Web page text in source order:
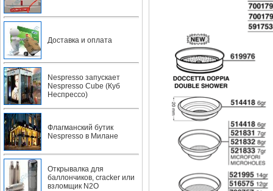
Доставка и оплата
Nespresso запускает
Nespresso Cube (Куб
Неспрессо)
Флагманский бутик
Nespresso в Милане
Открывалка для
баллончиков, cracker или
взломщик N2O